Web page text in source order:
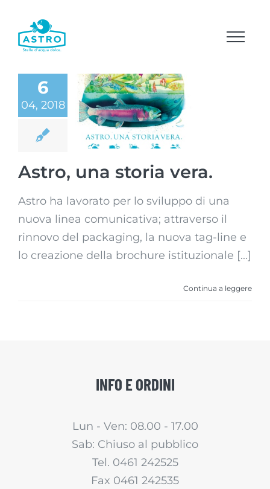
contenuto
6
04, 2018
Astro, una
storia vera.
Astro, una storia vera.
Astro ha lavorato per lo sviluppo di una
nuova linea comunicativa; attraverso il
rinnovo del packaging, la nuova tag-line e
lo creazione della brochure istituzionale [...]
Continua a leggere
INFO E ORDINI
Lun - Ven: 08.00 - 17.00
Sab: Chiuso al pubblico
Tel. 0461 242525
Fax 0461 242535